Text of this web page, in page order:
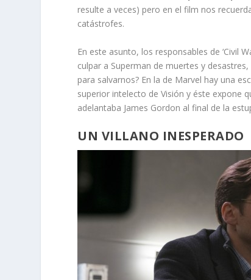
resulte a veces) pero en el film nos
catástrofes.
En este asunto, los responsables de ‘Civil
culpar a Superman de muertes y
para salvarnos? En la de Marvel hay una
superior intelecto de Visión y éste expone
adelantaba James Gordon al final de la
UN VILLANO INESPERADO